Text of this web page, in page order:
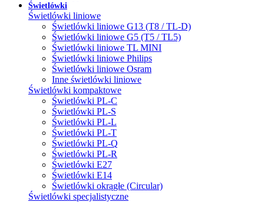
Świetlówki
Świetlówki liniowe
Świetlówki liniowe G13 (T8 / TL-D)
Świetlówki liniowe G5 (T5 / TL5)
Świetlówki liniowe TL MINI
Świetlówki liniowe Philips
Świetlówki liniowe Osram
Inne świetlówki liniowe
Świetlówki kompaktowe
Świetlówki PL-C
Świetlówki PL-S
Świetlówki PL-L
Świetlówki PL-T
Świetlówki PL-Q
Świetlówki PL-R
Świetlówki E27
Świetlówki E14
Świetlówki okrągłe (Circular)
Świetlówki specjalistyczne